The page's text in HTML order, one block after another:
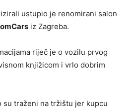
ustupio je renomirani salon
iz Zagreba.
riječ je o vozilu prvog
knjižicom i vrlo dobrim
traženi na tržištu jer kupcu